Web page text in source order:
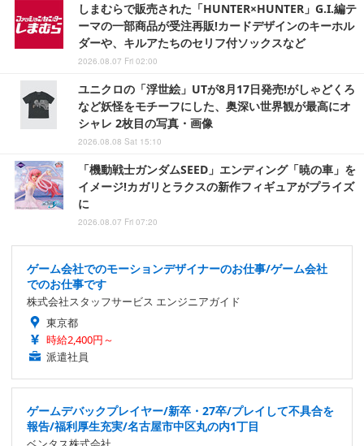
しまむらで販売された「HUNTER×HUNTER」G.I.編テ
ーマの一部商品が受注再販!カードデザインのキーホル
ダーや、キルアたちのセリフ付ソックスなど
2026.08.07 Fri 02:00
ユニクロの「浮世絵」UTが8月17日発売!がしゃどくろ
など妖怪をモチーフにした、奥深い世界観が最高にオ
シャレ 2枚目の写真・画像
2026.08.08 Sat 15:10
「機動戦士ガンダムSEED」エンディング「暁の車」を
イメージ!カガリとラクスの新作フィギュアがプライズ
に
2026.08.07 Fri 07:20
ゲーム会社でのモーションデザイナーのお仕事/ゲーム会社
でのお仕事です
株式会社スタッフサービス エンジニアガイド
東京都
時給2,400円～
派遣社員
ゲームデバックプレイヤー/新卒・27卒/プレイして不具合を
報告/福利厚生充実/名古屋市中区丸の内1丁目